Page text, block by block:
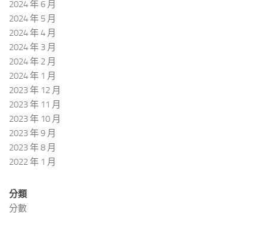
2024 年 6 月
2024 年 5 月
2024 年 4 月
2024 年 3 月
2024 年 2 月
2024 年 1 月
2023 年 12 月
2023 年 11 月
2023 年 10 月
2023 年 9 月
2023 年 8 月
2022 年 1 月
分類
分數